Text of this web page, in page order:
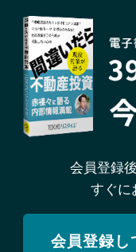
会員登録
すぐに
会員登録し